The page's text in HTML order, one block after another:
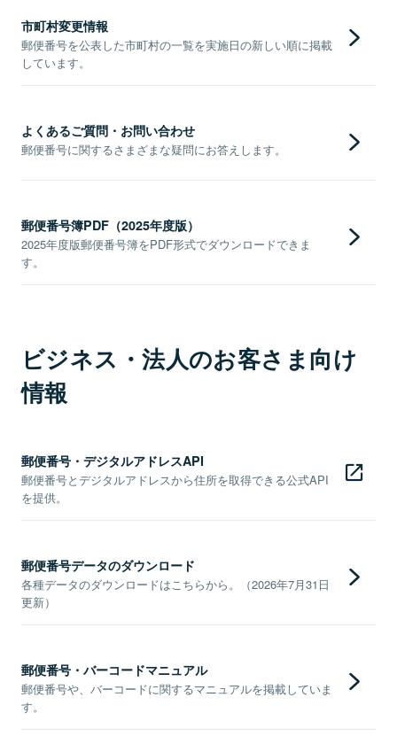
市町村変更情報
郵便番号を公表した市町村の一覧を実施日の新しい順に掲載
しています。
よくあるご質問・お問い合わせ
郵便番号に関するさまざまな疑問にお答えします。
郵便番号簿PDF（2025年度版）
2025年度版郵便番号簿をPDF形式でダウンロードできま
す。
ビジネス・法人のお客さま向け
情報
郵便番号・デジタルアドレスAPI
郵便番号とデジタルアドレスから住所を取得できる公式API
を提供。
郵便番号データのダウンロード
各種データのダウンロードはこちらから。（2026年7月31日
更新）
郵便番号・バーコードマニュアル
郵便番号や、バーコードに関するマニュアルを掲載していま
す。